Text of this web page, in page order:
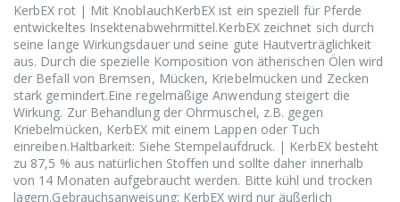
KerbEX rot | Mit KnoblauchKerbEX ist ein speziell für Pferde
entwickeltes Insektenabwehrmittel.KerbEX zeichnet sich durch
seine lange Wirkungsdauer und seine gute Hautverträglichkeit
aus. Durch die spezielle Komposition von ätherischen Ölen wird
der Befall von Bremsen, Mücken, Kriebelmücken und Zecken
stark gemindert.Eine regelmäßige Anwendung steigert die
Wirkung. Zur Behandlung der Ohrmuschel, z.B. gegen
Kriebelmücken, KerbEX mit einem Lappen oder Tuch
einreiben.Haltbarkeit: Siehe Stempelaufdruck. | KerbEX besteht
zu 87,5 % aus natürlichen Stoffen und sollte daher innerhalb
von 14 Monaten aufgebraucht werden. Bitte kühl und trocken
lagern.Gebrauchsanweisung: KerbEX wird nur äußerlich